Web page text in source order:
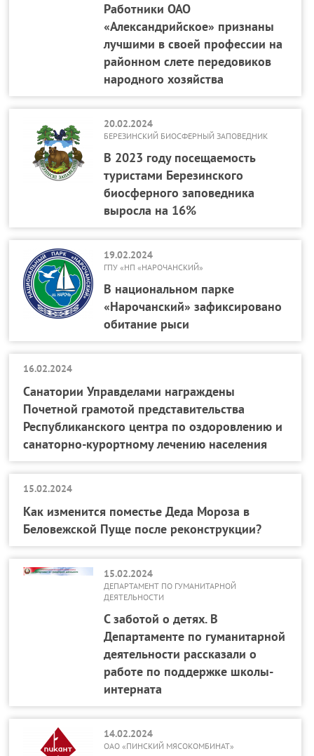
Работники ОАО
«Александрийское» признаны
лучшими в своей профессии на
районном слете передовиков
народного хозяйства
20.02.2024
БЕРЕЗИНСКИЙ БИОСФЕРНЫЙ ЗАПОВЕДНИК
В 2023 году посещаемость
туристами Березинского
биосферного заповедника
выросла на 16%
19.02.2024
ГПУ «НП «НАРОЧАНСКИЙ»
В национальном парке
«Нарочанский» зафиксировано
обитание рыси
16.02.2024
Санатории Управделами награждены
Почетной грамотой представительства
Республиканского центра по оздоровлению и
санаторно-курортному лечению населения
15.02.2024
Как изменится поместье Деда Мороза в
Беловежской Пуще после реконструкции?
15.02.2024
ДЕПАРТАМЕНТ ПО ГУМАНИТАРНОЙ
ДЕЯТЕЛЬНОСТИ
С заботой о детях. В
Департаменте по гуманитарной
деятельности рассказали о
работе по поддержке школы-
интерната
14.02.2024
ОАО «ПИНСКИЙ МЯСОКОМБИНАТ»